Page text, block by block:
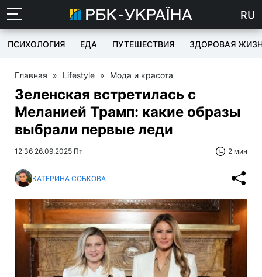
RU
ПСИХОЛОГИЯ ЕДА ПУТЕШЕСТВИЯ ЗДОРОВАЯ
Главная » Lifestyle » Мода и красота
Зеленская встретилась с
Меланией Трамп: какие образы
выбрали первые леди
12:36 26.09.2025 Пт 2 мин
КАТЕРИНА СОБКОВА